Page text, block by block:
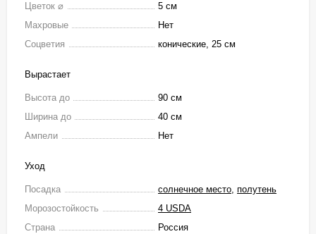
Цветок ⌀
5 см
Махровые
Нет
Соцветия
конические, 25 см
Вырастает
Высота до
90 см
Ширина до
40 см
Ампели
Нет
Уход
Посадка солнечное место, полутень
Морозостойкость
4 USDA
Страна
Россия